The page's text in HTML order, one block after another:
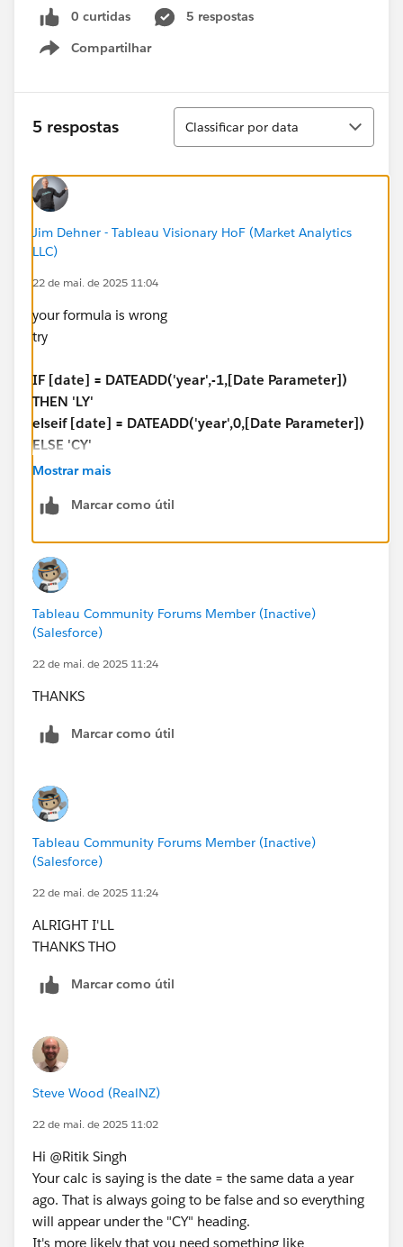
0 curtidas
5 respostas
Compartilhar
Show menu
5 respostas
Classificar
Classificar por data
Jim Dehner - Tableau Visionary HoF (Market Analytics
LLC)
22 de mai. de 2025 11:04
your formula is wrong
try
IF [date] = DATEADD('year',-1,[Date Parameter])
THEN 'LY'
elseif [date] = DATEADD('year',0,[Date Parameter])
ELSE 'CY'
END
Mostrar mais
Marcar como útil
Tableau Community Forums Member (Inactive)
(Salesforce)
22 de mai. de 2025 11:24
THANKS
Marcar como útil
Tableau Community Forums Member (Inactive)
(Salesforce)
22 de mai. de 2025 11:24
ALRIGHT I'LL
THANKS THO
Marcar como útil
Steve Wood (RealNZ)
22 de mai. de 2025 11:02
Hi @Ritik Singh​
Your calc is saying is the date = the same data a year
ago. That is always going to be false and so everything
will appear under the "CY" heading.
It's more likely that you need something like